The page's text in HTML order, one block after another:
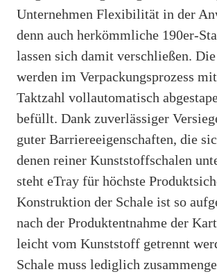
Unternehmen Flexibilität in der
denn auch herkömmliche 190er-
lassen sich damit verschließen.
werden im Verpackungsprozess
Taktzahl vollautomatisch
befüllt. Dank zuverlässiger
guter Barriereeigenschaften, die
denen reiner Kunststoffschalen
steht eTray für höchste
Konstruktion der Schale ist so
nach der Produktentnahme der
leicht vom Kunststoff getrennt
Schale muss lediglich